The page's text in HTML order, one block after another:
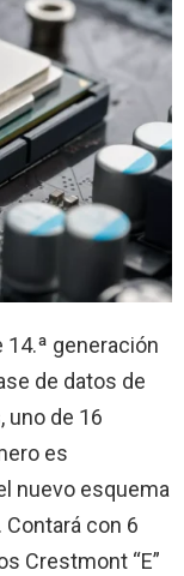
generación
de datos de
uno de 16
es
nuevo esquema
Contará con 6
Crestmont “E”